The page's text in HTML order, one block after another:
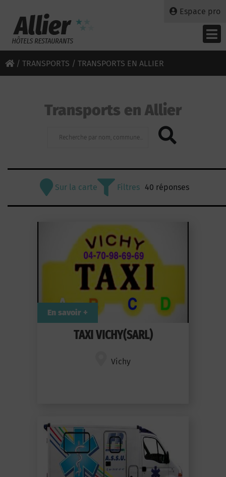
Espace pro
/ TRANSPORTS / TRANSPORTS EN ALLIER
Transports en Allier
Sur la carte Filtres 40 réponses
TAXI VICHY(SARL)
Vichy
En savoir +